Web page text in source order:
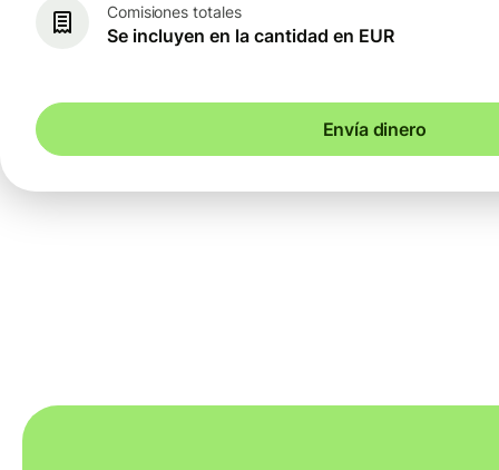
Comisiones totales
Se incluyen en la cantidad en EUR
Envía dinero